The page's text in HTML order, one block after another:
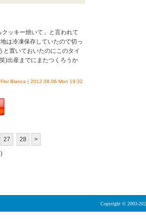
ッキー焼いて」と言われて
は冷凍保存していたので切っ
と置いておいたのにこのタイ
)出産までにまたつくろうか
Flor Blanca | 2012.08.06 Mon 19:32
27 28 >
Copyright © 2003-